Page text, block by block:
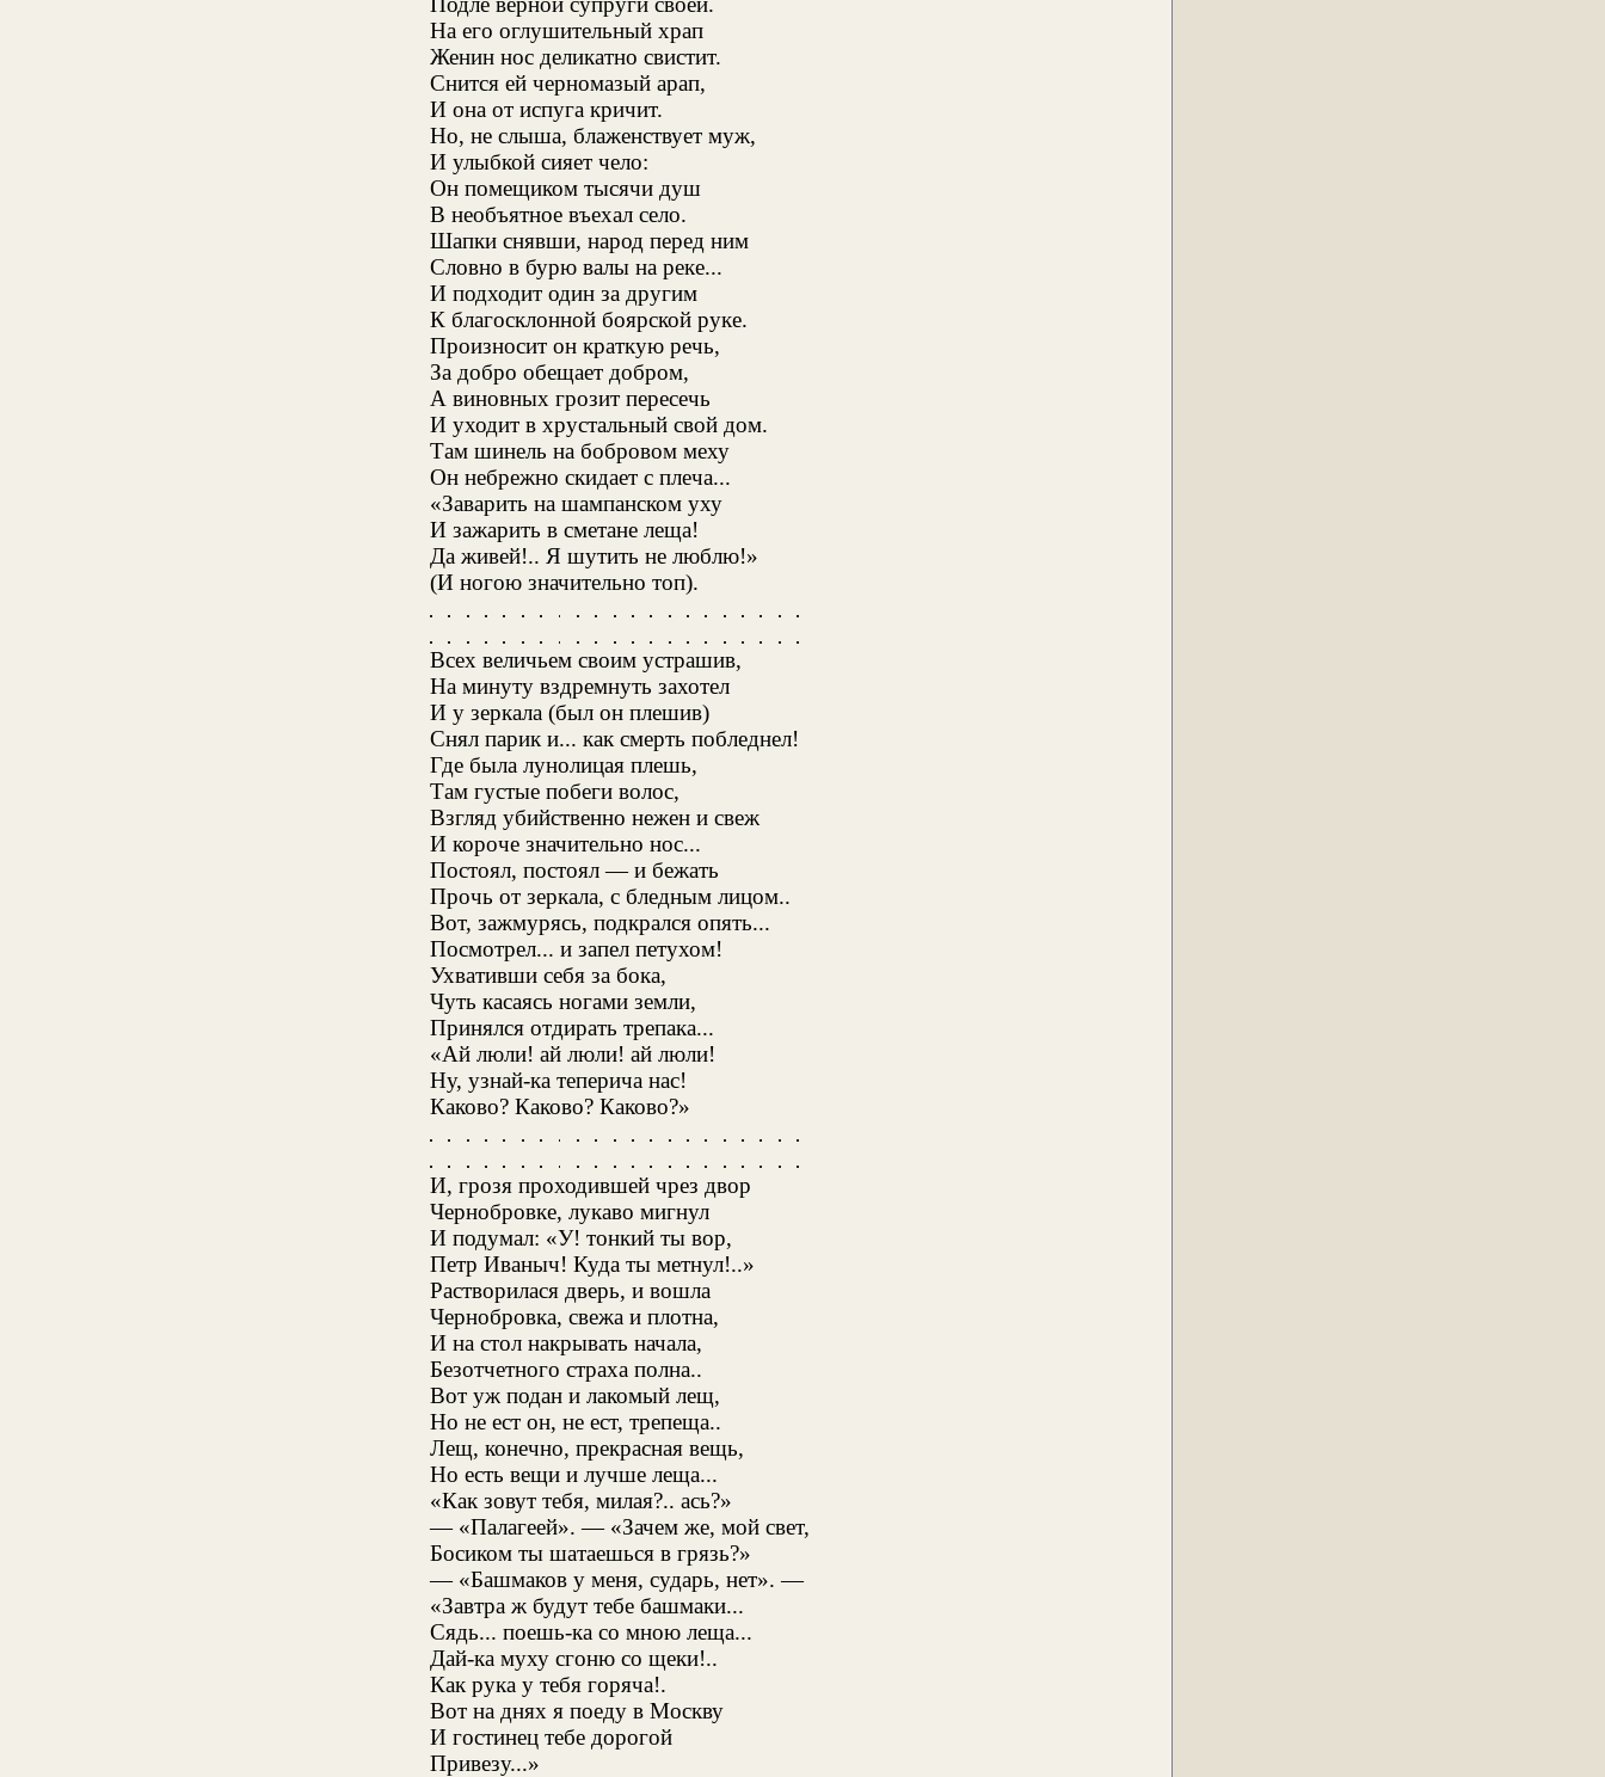
На его оглушительный храп
Женин нос деликатно свистит.
Снится ей черномазый арап,
И она от испуга кричит.
Но, не слыша, блаженствует муж,
И улыбкой сияет чело:
Он помещиком тысячи душ
В необъятное въехал село.
Шапки снявши, народ перед ним
Словно в бурю валы на реке...
И подходит один за другим
К благосклонной боярской руке.
Произносит он краткую речь,
За добро обещает добром,
А виновных грозит пересечь
И уходит в хрустальный свой дом.
Там шинель на бобровом меху
Он небрежно скидает с плеча...
«Заварить на шампанском уху
И зажарить в сметане леща!
Да живей!.. Я шутить не люблю!»
(И ногою значительно топ).
Всех величьем своим устрашив,
На минуту вздремнуть захотел
И у зеркала (был он плешив)
Снял парик и... как смерть побледнел!
Где была лунолицая плешь,
Там густые побеги волос,
Взгляд убийственно нежен и свеж
И короче значительно нос...
Постоял, постоял — и бежать
Прочь от зеркала, с бледным лицом..
Вот, зажмурясь, подкрался опять...
Посмотрел... и запел петухом!
Ухвативши себя за бока,
Чуть касаясь ногами земли,
Принялся отдирать трепака...
«Ай люли! ай люли! ай люли!
Ну, узнай-ка теперича нас!
Каково? Каково? Каково?»
И, грозя проходившей чрез двор
Чернобровке, лукаво мигнул
И подумал: «У! тонкий ты вор,
Петр Иваныч! Куда ты метнул!..»
Растворилася дверь, и вошла
Чернобровка, свежа и плотна,
И на стол накрывать начала,
Безотчетного страха полна..
Вот уж подан и лакомый лещ,
Но не ест он, не ест, трепеща..
Лещ, конечно, прекрасная вещь,
Но есть вещи и лучше леща...
«Как зовут тебя, милая?.. ась?»
— «Палагеей». — «Зачем же, мой свет,
Босиком ты шатаешься в грязь?»
— «Башмаков у меня, сударь, нет». —
«Завтра ж будут тебе башмаки...
Сядь... поешь-ка со мною леща...
Дай-ка муху сгоню со щеки!..
Как рука у тебя горяча!.
Вот на днях я поеду в Москву
И гостинец тебе дорогой
Привезу...»